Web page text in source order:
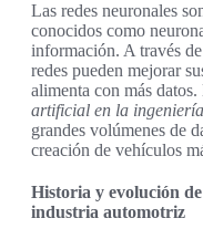
Las redes neuronales
conocidos como
información. A través
redes pueden mejorar
alimenta con más
artificial en la
grandes volúmenes de
creación de vehículos
Historia y evolución
industria automotriz